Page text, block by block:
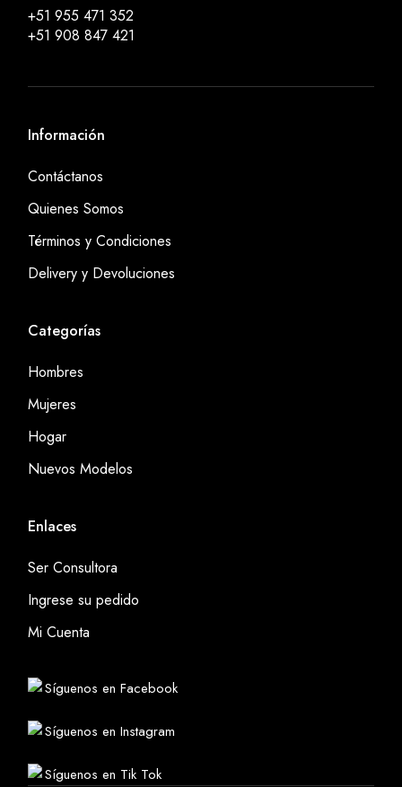
+51 955 471 352
+51 908 847 421
Información
Contáctanos
Quienes Somos
Términos y Condiciones
Delivery y Devoluciones
Categorías
Hombres
Mujeres
Hogar
Nuevos Modelos
Enlaces
Ser Consultora
Ingrese su pedido
Mi Cuenta
Síguenos en Facebook
Síguenos en Instagram
Síguenos en Tik Tok